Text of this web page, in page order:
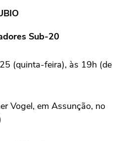
Sub-20
(quinta-feira), às 19h (de
Vogel, em Assunção, no